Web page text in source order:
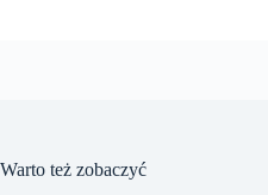
Warto też zobaczyć